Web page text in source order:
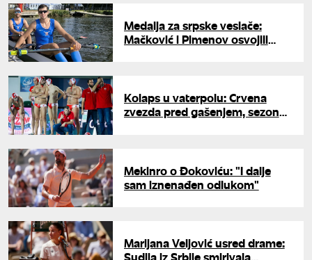
Medalja za srpske veslače:
Mačković i Pimenov osvojili
Kolaps u vaterpolu: Crvena
zvezda pred gašenjem, sezona
Mekinro o Đokoviću: "I dalje
sam iznenađen odlukom"
Marijana Veljović usred drame:
Sudija iz Srbije smirivala